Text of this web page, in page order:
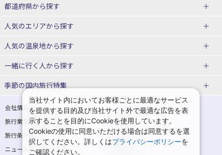
当社サイト内においてお客様ごとに最適なサービス
を提供する目的及び当社サイト外で最適な広告を表
示することを目的にCookieを使用しています。
Cookieの使用に同意いただける場合は同意するを選
択してください。詳しくはプライバシーポリシーを
ご確認ください。
東京ディズニーリゾート®への旅
ユニバーサル・スタジオ・ジャパ
都道府県から探す
北海道旅行・ツアー
東北
青森旅行・ツアー
宮城旅行・ツアー
秋田旅行・ツアー
山形旅行・ツアー
福島旅行・ツアー
関東
人気のエリアから探す
函館旅行
仙台旅行
那須旅行
日光旅行
人気の温泉地から探す
北海道
湯の川温泉(北海道)
十勝川温泉(北海道)
阿寒湖温泉(北海道)
洞爺湖温泉(北海道)
川湯温泉(北海道)
層雲峡温泉(北海道)
知床温泉(北海道)
一緒に行く人から探す
一人旅 国内版
カップル・夫婦旅行 国内版
女子旅 国内版
卒業旅行・学生旅行 国内版
季節の国内旅行特集
桜・お花見特集
ゴールデンウィーク（GW）の国内
旅行
夏休み・お盆の国内旅行
7月の国内旅行
8月の国内旅行
会社情報
プライバシーポリシー
旅行業登録票・約款
規約集
旅行条件書
商標について
ニュースリリース